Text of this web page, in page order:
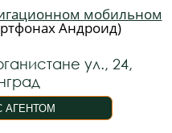
мобильном
Андроид)
ул., 24,